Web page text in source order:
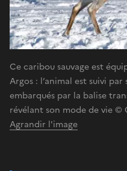
Ce caribou sauvage est
Argos : l’animal est suivi
embarqués par la balise
révélant son mode de vie ©
Agrandir l'image